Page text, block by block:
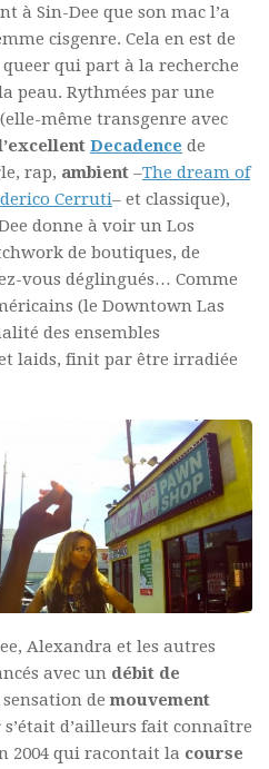
à Sin-Dee que son mac l’a
cisgenre. Cela en est de
qui part à la recherche
peau. Rythmées par une
(elle-même transgenre avec
Decadence de
rap, ambient –The dream of
Cerruti– et classique),
donne à voir un Los
de boutiques, de
vous déglingués… Comme
(le Downtown Las
des ensembles
laids, finit par être irradiée
Alexandra et les autres
avec un débit de
demouvement
d’ailleurs fait connaître
2004 qui racontait la course